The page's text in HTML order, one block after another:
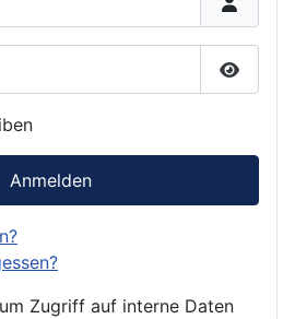
Anmelden
Zugriff auf interne Daten